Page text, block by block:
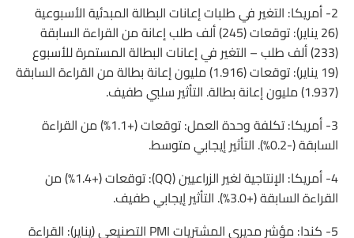
2- أمريكا: التغير في طلبات إعانات البطالة المبدئية الأسبوعية
(26 يناير): توقعات (245) ألف طلب إعانة من القراءة السابقة
(233) ألف طلب – التغير في إعانات البطالة المستمرة للأسبوع
(19 يناير): توقعات (1.916) مليون إعانة بطالة من القراءة السابقة
(1.937) مليون إعانة بطالة. التأثير سلبي طفيف.
3- أمريكا: تكلفة وحدة العمل: توقعات (+1.1%) من القراءة
السابقة (-0.2%). التأثير إيجابي متوسط.
4- أمريكا: الإنتاجية لغير الزراعيين (QQ): توقعات (+1.4%) من
القراءة السابقة (+3.0%). التأثير إيجابي طفيف.
5- كندا: مؤشر مديري المشتريات PMI التصنيعي (يناير): القراءة